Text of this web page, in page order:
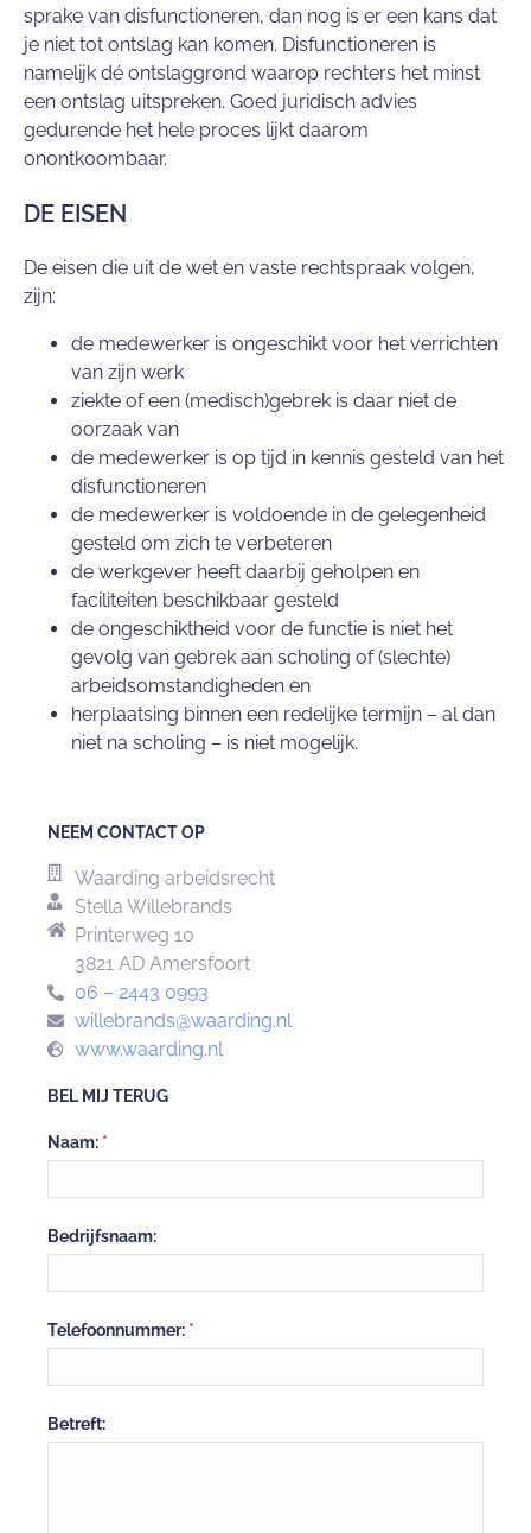
sprake van disfunctioneren, dan nog is er een kans dat
je niet tot ontslag kan komen. Disfunctioneren is
namelijk dé ontslaggrond waarop rechters het minst
een ontslag uitspreken. Goed juridisch advies
gedurende het hele proces lijkt daarom
onontkoombaar.
DE EISEN
De eisen die uit de wet en vaste rechtspraak volgen,
zijn:
de medewerker is ongeschikt voor het verrichten
van zijn werk
ziekte of een (medisch)gebrek is daar niet de
oorzaak van
de medewerker is op tijd in kennis gesteld van het
disfunctioneren
de medewerker is voldoende in de gelegenheid
gesteld om zich te verbeteren
de werkgever heeft daarbij geholpen en
faciliteiten beschikbaar gesteld
de ongeschiktheid voor de functie is niet het
gevolg van gebrek aan scholing of (slechte)
arbeidsomstandigheden en
herplaatsing binnen een redelijke termijn – al dan
niet na scholing – is niet mogelijk.
NEEM CONTACT OP
Waarding arbeidsrecht
Stella Willebrands
Printerweg 10
3821 AD Amersfoort
06 – 2443 0993
willebrands@waarding.nl
www.waarding.nl
BEL MIJ TERUG
Neem
contact
op
Naam: *
Bedrijfsnaam:
Telefoonnummer: *
Betreft: